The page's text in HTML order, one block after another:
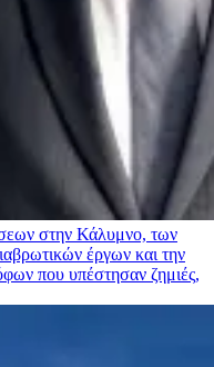
στην Κάλυμνο, των
έργων και την
που υπέστησαν ζημιές,